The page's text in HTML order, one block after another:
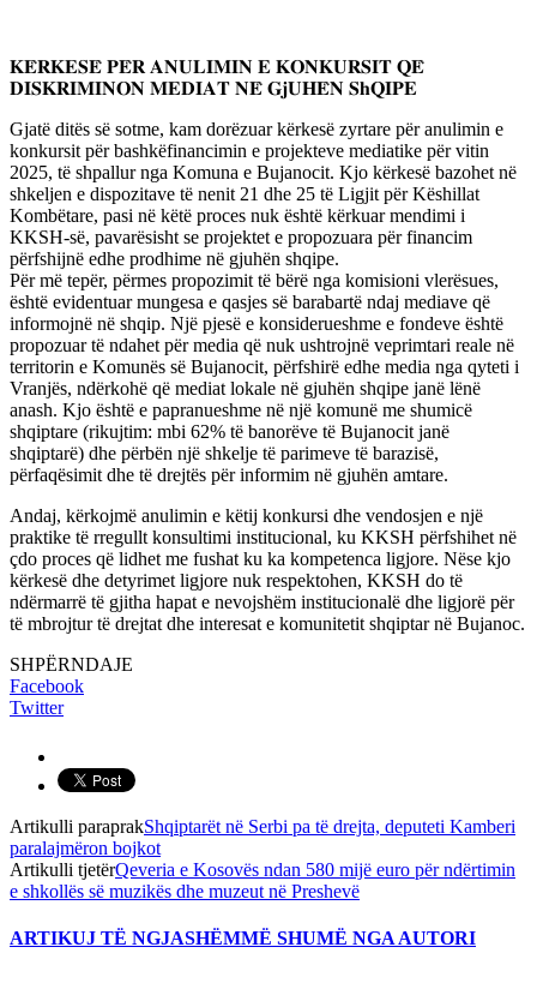
𝐊𝐄̈𝐑𝐊𝐄𝐒𝐄̈ 𝐏𝐄̈𝐑 𝐀𝐍𝐔𝐋𝐈𝐌𝐈𝐍 𝐄 𝐊𝐎𝐍𝐊𝐔𝐑𝐒𝐈𝐓 𝐐𝐄̈
𝐃𝐈𝐒𝐊𝐑𝐈𝐌𝐈𝐍𝐎𝐍 𝐌𝐄𝐃𝐈𝐀𝐓 𝐍𝐄̈ 𝐆𝐣𝐔𝐇𝐄̈𝐍 𝐒𝐡𝐐𝐈𝐏𝐄
Gjatë ditës së sotme, kam dorëzuar kërkesë zyrtare për anulimin e
konkursit për bashkëfinancimin e projekteve mediatike për vitin
2025, të shpallur nga Komuna e Bujanocit. Kjo kërkesë bazohet në
shkeljen e dispozitave të nenit 21 dhe 25 të Ligjit për Këshillat
Kombëtare, pasi në këtë proces nuk është kërkuar mendimi i
KKSH-së, pavarësisht se projektet e propozuara për financim
përfshijnë edhe prodhime në gjuhën shqipe.
Për më tepër, përmes propozimit të bërë nga komisioni vlerësues,
është evidentuar mungesa e qasjes së barabartë ndaj mediave që
informojnë në shqip. Një pjesë e konsiderueshme e fondeve është
propozuar të ndahet për media që nuk ushtrojnë veprimtari reale në
territorin e Komunës së Bujanocit, përfshirë edhe media nga qyteti i
Vranjës, ndërkohë që mediat lokale në gjuhën shqipe janë lënë
anash. Kjo është e papranueshme në një komunë me shumicë
shqiptare (rikujtim: mbi 62% të banorëve të Bujanocit janë
shqiptarë) dhe përbën një shkelje të parimeve të barazisë,
përfaqësimit dhe të drejtës për informim në gjuhën amtare.
Andaj, kërkojmë anulimin e këtij konkursi dhe vendosjen e një
praktike të rregullt konsultimi institucional, ku KKSH përfshihet në
çdo proces që lidhet me fushat ku ka kompetenca ligjore. Nëse kjo
kërkesë dhe detyrimet ligjore nuk respektohen, KKSH do të
ndërmarrë të gjitha hapat e nevojshëm institucionalë dhe ligjorë për
të mbrojtur të drejtat dhe interesat e komunitetit shqiptar në Bujanoc.
SHPËRNDAJE
Facebook
Twitter
Artikulli paraprakShqiptarët në Serbi pa të drejta, deputeti Kamberi
paralajmëron bojkot
Artikulli tjetërQeveria e Kosovës ndan 580 mijë euro për ndërtimin
e shkollës së muzikës dhe muzeut në Preshevë
ARTIKUJ TË NGJASHËMMË SHUMË NGA AUTORI